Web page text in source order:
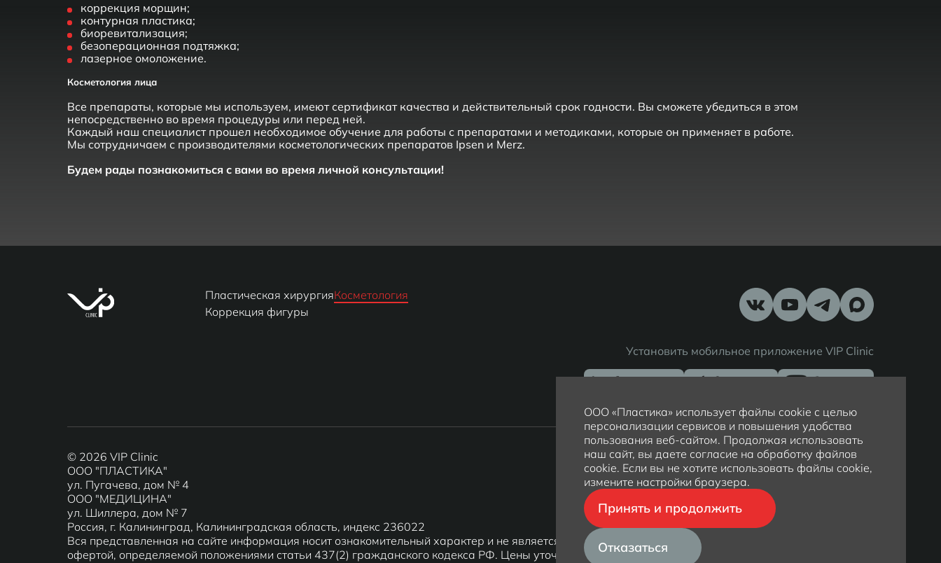
ООО «Пластика» использует файлы cookie с целью
персонализации сервисов и повышения удобства
пользования веб-сайтом. Продолжая использовать
наш сайт, вы даете согласие на обработку файлов
cookie. Если вы не хотите использовать файлы cookie,
измените настройки браузера.
Принять и продолжить
Отказаться
коррекция морщин;
контурная пластика;
биоревитализация;
безоперационная подтяжка;
лазерное омоложение.
Косметология лица
Все препараты, которые мы используем, имеют сертификат качества и действительный срок годности. Вы сможете убедиться в этом
непосредственно во время процедуры или перед ней.
Каждый наш специалист прошел необходимое обучение для работы с препаратами и методиками, которые он применяет в работе.
Мы сотрудничаем с производителями косметологических препаратов Ipsen и Merz.
Будем рады познакомиться с вами во время личной консультации!
Пластическая хирургияКосметология
Коррекция фигуры
Установить мобильное приложение VIP Clinic
© 2026 VIP Clinic
ООО "ПЛАСТИКА"
ул. Пугачева, дом № 4
ООО "МЕДИЦИНА"
ул. Шиллера, дом № 7
Россия, г. Калининград, Калининградская область, индекс 236022
Вся представленная на сайте информация носит ознакомительный характер и не является публичной
офертой, определяемой положениями статьи 437(2) гражданского кодекса РФ. Цены уточняйте у
Политика обработки персональных данных
Политика конфиденциальности
Карта сайта